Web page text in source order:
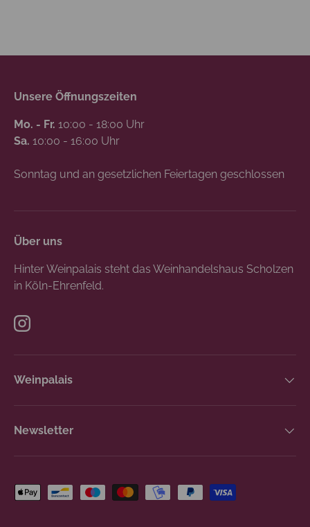
Unsere Öffnungszeiten
Mo. - Fr. 10:00 - 18:00 Uhr
Sa. 10:00 - 16:00 Uhr
Sonntag und an gesetzlichen Feiertagen geschlossen
Über uns
Hinter Weinpalais steht das Weinhandelshaus Scholzen
in Köln-Ehrenfeld.
Instagram
Weinpalais
Newsletter
Zahlungsmethoden